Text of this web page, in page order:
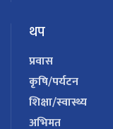
थप
प्रवास
कृषि/पर्यटन
शिक्षा/स्वास्थ्य
अभिमत